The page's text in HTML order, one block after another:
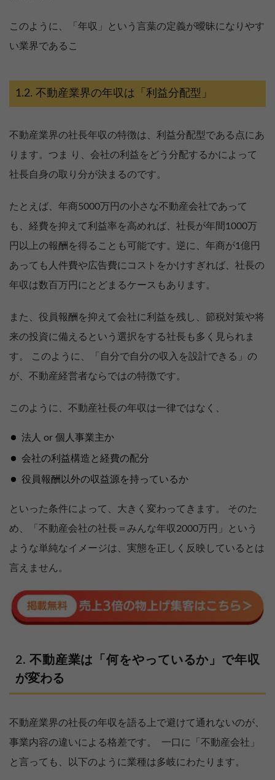
このように、「年収」という言葉の定義が曖昧になりやす
い業界であるこ
不動産業界の年収は「利益分配型」
不動産業界の社長年収の特徴は、利益分配型である点にあ
ります。つま り、会社の利益をどう分配するかによって
社長自身の取り分が決まるのです。
たとえば、年商5000万円の小さな不動産会社であって
も、経費を抑えて利益率を高めれば、社長が年間1000万
円以上の報酬を得ることも可能です。逆に、年商が1億円
あっても人件費や広告費にコストをかけすぎれば、社長の
年収は数百万円にとどまるケースもあります。
また、役員報酬を抑えて会社に利益を残し、節税対策や将
来の投資に備えるという選択をする社長も多く見られま
す。 このように、「自分で自分の収入を設計できる」の
が、不動産経営者ならではの特徴です。
このように、不動産社長の年収は一律ではなく、
法人 or 個人事業主か
会社の利益構造と経費の配分
役員報酬以外の収益源を持っているか
といった条件によって、大きく変わってきます。 そのた
め、「不動産会社の社長＝みんな年収2000万円」という
ような単純なイメージは、実態を正しく反映しているとは
言えません。
不動産業は「何をやっているか」で年収
が変わる
不動産業界の社長の年収を語る上で避けて通れないのが、
事業内容の違いによる格差です。 一口に「不動産会社」
と言っても、以下のように業種は多岐にわたります。